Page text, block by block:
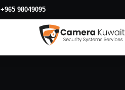
+965 98049095